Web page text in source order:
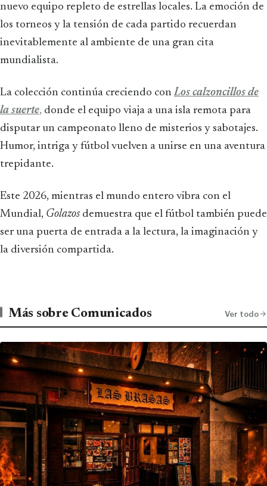
nuevo equipo repleto de estrellas locales. La emoción de
los torneos y la tensión de cada partido recuerdan
inevitablemente al ambiente de una gran cita
mundialista.
La colección continúa creciendo conLos calzoncillos de
la suerte, donde el equipo viaja a una isla remota para
disputar un campeonato lleno de misterios y sabotajes.
Humor, intriga y fútbol vuelven a unirse en una aventura
trepidante.
Este 2026, mientras el mundo entero vibra con el
Mundial, Golazos demuestra que el fútbol también puede
ser una puerta de entrada a la lectura, la imaginación y
la diversión compartida.
Más sobre Comunicados Ver todo